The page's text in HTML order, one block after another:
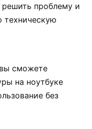
проблему и
техническую
сможете
на ноутбуке
без